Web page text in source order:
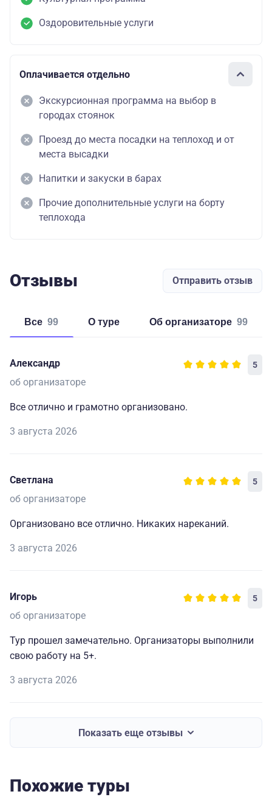
Оздоровительные услуги
Оплачивается отдельно
Экскурсионная программа на выбор в
городах стоянок
Проезд до места посадки на теплоход и от
места высадки
Напитки и закуски в барах
Прочие дополнительные услуги на борту
теплохода
Отзывы Отправить отзыв
Все 99 о туре об организаторе 99
Александр 5
об организаторе
Все отлично и грамотно организовано.
3 августа 2026
Светлана 5
об организаторе
Организовано все отлично. Никаких нареканий.
3 августа 2026
Игорь 5
об организаторе
Тур прошел замечательно. Организаторы выполнили
свою работу на 5+.
3 августа 2026
Показать еще отзывы
Похожие туры